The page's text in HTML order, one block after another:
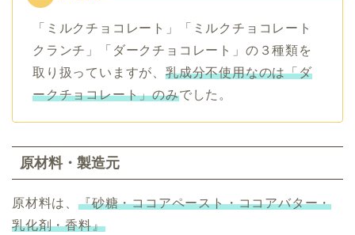
「ミルクチョコレート」「ミルクチョコレート
クランチ」「ダークチョコレート」の３種類を
取り扱っていますが、 乳成分不使用なのは「ダ
ークチョコレート」のみでした。
原材料・製造元
原材料は、 『砂糖・ココアペースト・ココアバター・
乳化剤・香料』